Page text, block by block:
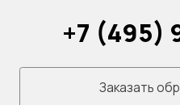
+7 (495)
Заказать